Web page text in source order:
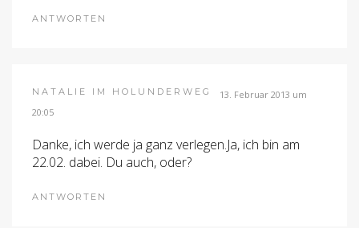
ANTWORTEN
NATALIE IM HOLUNDERWEG
13. Februar 2013 um
20:05
Danke, ich werde ja ganz verlegen.Ja, ich bin am
22.02. dabei. Du auch, oder?
ANTWORTEN